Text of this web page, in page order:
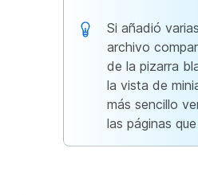
Si añadió
archivo
de la pizarra
la vista de
más sencillo
las páginas